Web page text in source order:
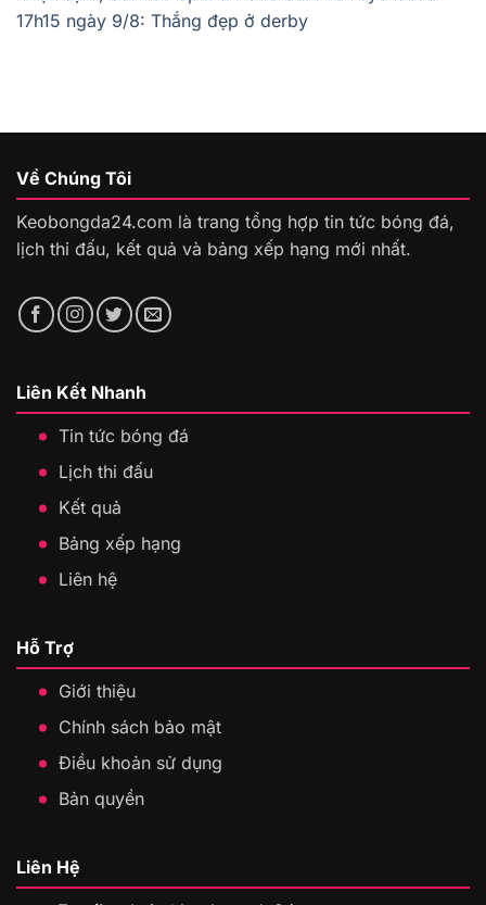
17h15 ngày 9/8: Thắng đẹp ở derby
Về Chúng Tôi
Keobongda24.com là trang tổng hợp tin tức bóng đá,
lịch thi đấu, kết quả và bảng xếp hạng mới nhất.
Liên Kết Nhanh
Tin tức bóng đá
Lịch thi đấu
Kết quả
Bảng xếp hạng
Liên hệ
Hỗ Trợ
Giới thiệu
Chính sách bảo mật
Điều khoản sử dụng
Bản quyền
Liên Hệ